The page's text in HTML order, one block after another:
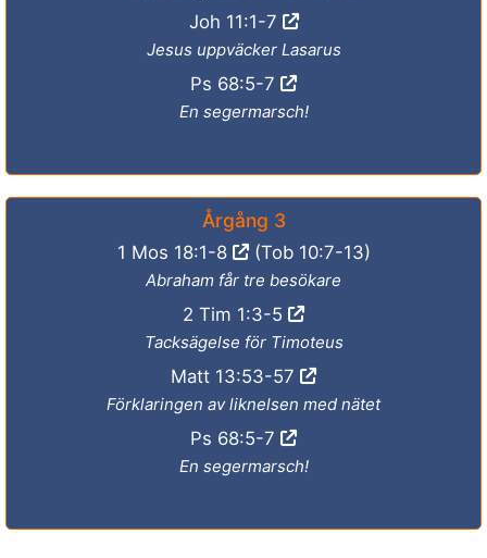
Joh 11:1-7
Jesus uppväcker Lasarus
Ps 68:5-7
En segermarsch!
Årgång 3
1 Mos 18:1-8 (Tob 10:7-13)
Abraham får tre besökare
2 Tim 1:3-5
Tacksägelse för Timoteus
Matt 13:53-57
Förklaringen av liknelsen med nätet
Ps 68:5-7
En segermarsch!